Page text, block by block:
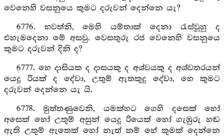
වෙනෙහි වසනුයෙ කුමට දරුවන් දෙන්නෙ යැ?
6776. භවත්නි, මෙහි යම්තාක් දෙනා රැස්වූහු ද
එහැමදෙනා මේ අසවු. වෙසතුරු රජ වෙනෙහි වසනුයෙ
කුමට දරුවන් දිනි ද?
6777. හෙ දාසියක ද දාසයකු ද අශ්වයකු ද අශ්වතරයන්
යෙදූ රියක් ද දේවා, උතුම් ඇතකුදු දේවා, හෙ කුමට
දරුවන් දෙන්නෙ යැ යි.
6778. මුත්තණුවෙනි, යමක්හට ගෙහි දසෙක් හෝ
අසෙක් හෝ උතුම් අසුන් යෙදූ රියෙක් හෝ ගැඹුරු හඬ
ඇති උතුම් ඇතෙක් හෝ නැත් නම් හේ කුමක් දෙන්නෙ